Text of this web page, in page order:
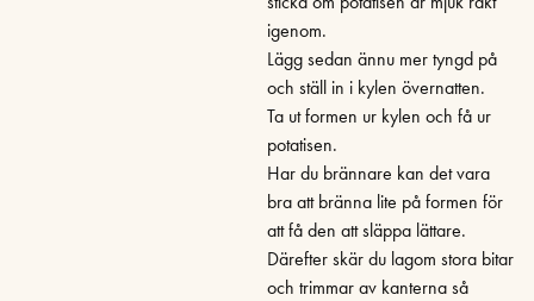
igenom.
Lägg sedan ännu mer tyngd på
och ställ in i kylen övernatten.
Ta ut formen ur kylen och få ur
potatisen.
Har du brännare kan det vara
bra att bränna lite på formen för
att få den att släppa lättare.
Därefter skär du lagom stora bitar
och trimmar av kanterna så